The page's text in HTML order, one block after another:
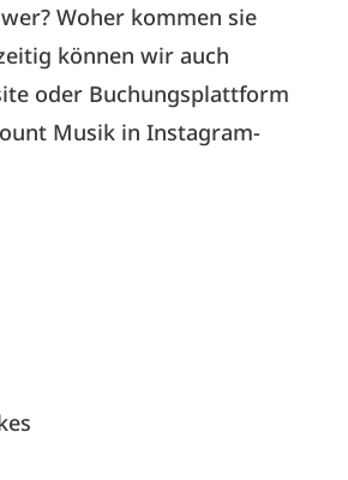
Woher kommen sie
können wir auch
oder Buchungsplattform
Musik in Instagram-